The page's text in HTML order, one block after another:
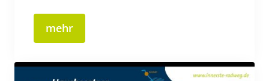
mehr